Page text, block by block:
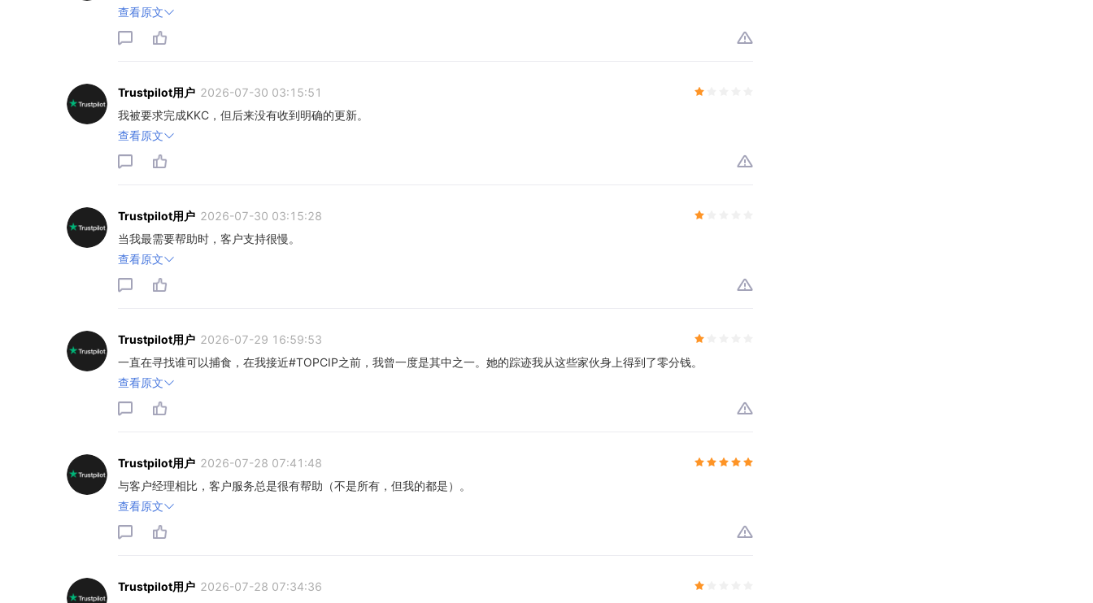
查看原文
Trustpilot用户 2026-07-30 03:15:51
我被要求完成KKC，但后来没有收到明确的更新。
查看原文
Trustpilot用户 2026-07-30 03:15:28
当我最需要帮助时，客户支持很慢。
查看原文
Trustpilot用户 2026-07-29 16:59:53
一直在寻找谁可以捕食，在我接近#TOPCIP之前，我曾一度是其中之一。她的踪迹我从这些家伙身上得到了零分钱。
查看原文
Trustpilot用户 2026-07-28 07:41:48
与客户经理相比，客户服务总是很有帮助（不是所有，但我的都是）。
查看原文
Trustpilot用户 2026-07-28 07:34:36